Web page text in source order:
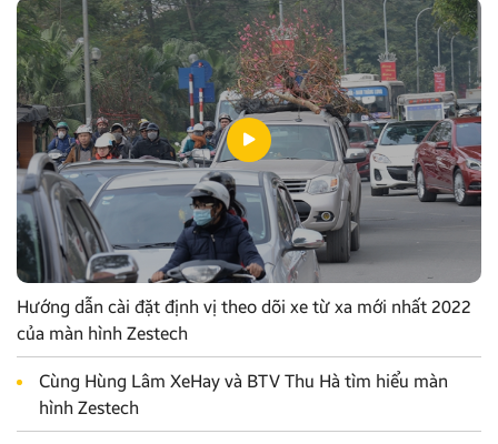
Hướng dẫn cài đặt định vị theo dõi xe từ xa mới nhất 2022
của màn hình Zestech
Cùng Hùng Lâm XeHay và BTV Thu Hà tìm hiểu màn
hình Zestech